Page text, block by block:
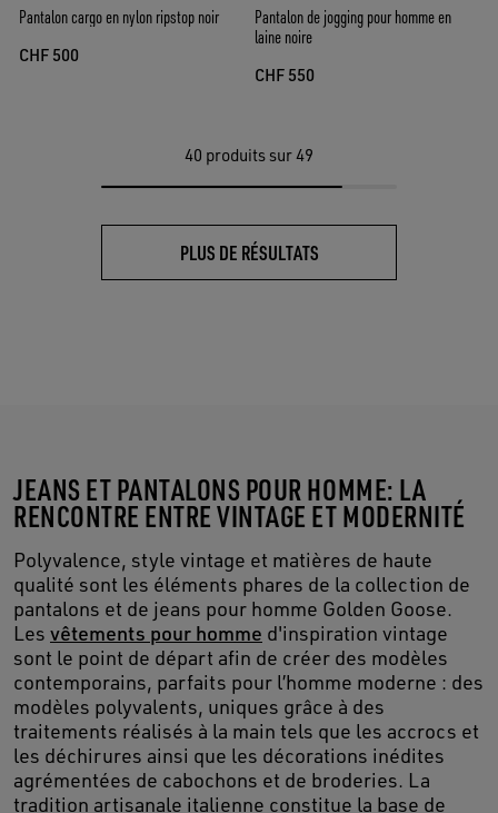
Pantalon cargo en nylon ripstop noir
CHF 500
Pantalon de jogging pour homme en
laine noire
CHF 550
40 produits sur 49
PLUS DE RÉSULTATS
JEANS ET PANTALONS POUR HOMME: LA
RENCONTRE ENTRE VINTAGE ET MODERNITÉ
Polyvalence, style vintage et matières de haute
qualité sont les éléments phares de la collection de
pantalons et de jeans pour homme Golden Goose.
Les vêtements pour homme d'inspiration vintage
sont le point de départ afin de créer des modèles
contemporains, parfaits pour l’homme moderne : des
modèles polyvalents, uniques grâce à des
traitements réalisés à la main tels que les accrocs et
les déchirures ainsi que les décorations inédites
agrémentées de cabochons et de broderies. La
tradition artisanale italienne constitue la base de